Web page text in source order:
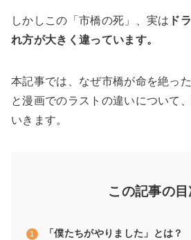
しかしこの「市橋の死」、実は ド
れ方が大きく違っています。
本記事では、なぜ市橋が命を絶っ
と漫画でのラストの違いについて
いきます。
この記事の目
「僕たちがやりました」とは？